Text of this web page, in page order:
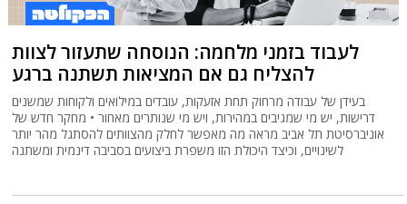
לעבוד בזמני מלחמה: הנוסחה שתעזור לצוות
להצליח גם אם המציאות תשתנה ברגע
בעידן של עבודה מרחוק תחת אזעקות, עובדים במילואים ולקוחות שמשנים
דרישות, יש מי שמגיבים במהירות, ויש מי שנותרים מאחור • מחקר חדש של
אוניברסיטת תל אביב מראה מה מאפשר לחלק מהצוותים להסתגל מהר יותר
לשינויים, וכיצד היכולת הזו משפרת ביצועים בסביבה דינמית ומשתנה